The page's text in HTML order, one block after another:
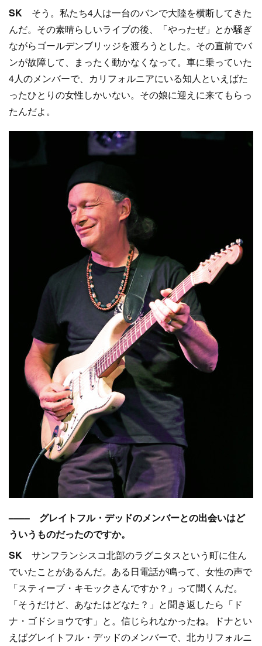
SK そう。私たち4人は一台のバンで大陸を横断してきた
んだ。その素晴らしいライブの後、「やったぜ」とか騒ぎ
ながらゴールデンブリッジを渡ろうとした。その直前でバ
ンが故障して、まったく動かなくなって。車に乗っていた
4人のメンバーで、カリフォルニアにいる知人といえばた
ったひとりの女性しかいない。その娘に迎えに来てもらっ
たんだよ。
–––– グレイトフル・デッドのメンバーとの出会いはど
ういうものだったのですか。
SK サンフランシスコ北部のラグニタスという町に住ん
でいたことがあるんだ。ある日電話が鳴って、女性の声で
「スティーブ・キモックさんですか？」って聞くんだ。
「そうだけど、あなたはどなた？」と聞き返したら「ド
ナ・ゴドショウです」と。信じられなかったね。ドナとい
えばグレイトフル・デッドのメンバーで、北カリフォルニ